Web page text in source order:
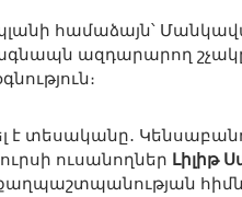
համաձայն՝
ազդարարող
տեսականը․
ուսանողներ Լիլիթ
քաղպաշտպանության